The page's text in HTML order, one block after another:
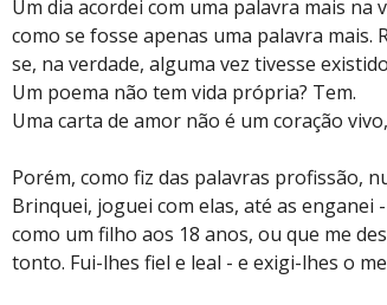
Um dia acordei com uma palavra mais na
como se fosse apenas uma palavra mais.
se, na verdade, alguma vez tivesse
Um poema não tem vida própria? Tem.
Uma carta de amor não é um coração
Porém, como fiz das palavras profissão,
Brinquei, joguei com elas, até as enganei
como um filho aos 18 anos, ou que me
tonto. Fui-lhes fiel e leal - e exigi-lhes o